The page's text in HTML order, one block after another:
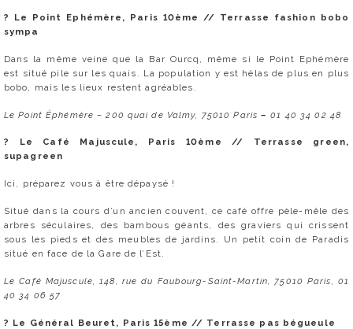
? Le Point Ephémère, Paris 10ème // Terrasse fashion bobo
sympa
Dans la même veine que la Bar Ourcq, même si le Point Ephémère
est situé pile sur les quais. La population y est hélas de plus en plus
bobo, mais les lieux restent agréables.
Le Point Éphémère – 200 quai de Valmy, 75010 Paris –01 40 34 02 48
? Le Café Majuscule, Paris 10ème // Terrasse green,
supagreen
Ici, préparez vous à être dépaysé !
Situé dans la cours d’un ancien couvent, ce café offre pèle-mêle des
arbres séculaires, des bambous géants, des graviers qui crissent
sous les pieds et des meubles de jardins. Un petit coin de Paradis
situé en face de la Gare de l’Est.
Le Café Majuscule, 148, rue du Faubourg-Saint-Martin, 75010 Paris, 01
40 34 06 57
? Le Général Beuret, Paris 15ème // Terrasse pas bégueule